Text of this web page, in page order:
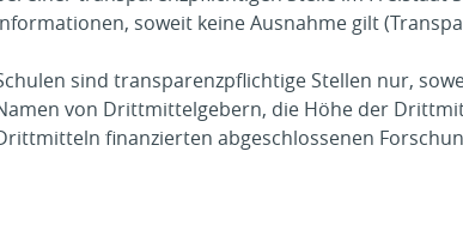
soweit keine Ausnahme gilt
sind transparenzpflichtige Stellen nur,
von Drittmittelgebern, die Höhe der
finanzierten abgeschlossenen